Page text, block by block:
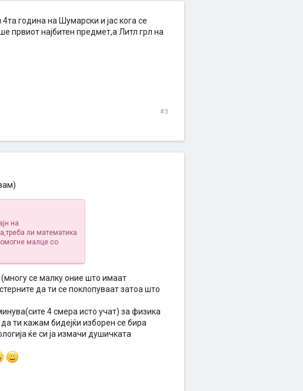
година на Шумарски и јас кога се
првиот најбитен предмет,а Литл грл на
#3
на
ли математика
малце со
се малку оние што имаат
да ти се поклопуваат затоа што
4 смера исто учат) за физика
ти кажам бидејќи изборен се бира
ќе си ја измачи душичката